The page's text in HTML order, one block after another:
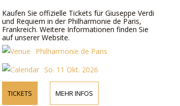
Kaufen Sie offizielle Tickets für Giuseppe Verdi
und Requiem in der Philharmonie de Paris,
Frankreich. Weitere Informationen finden Sie
auf unserer Website.
Philharmonie de Paris
So. 11 Okt. 2026
TICKETS MEHR INFOS